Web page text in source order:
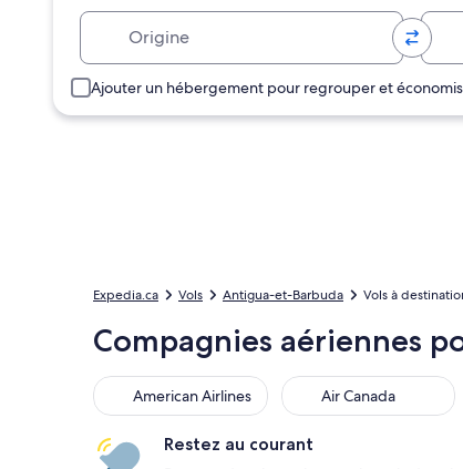
Ajouter un hébergement pour regrouper et
Expedia.ca Vols Antigua-et-Barbuda Vols à
Compagnies aériennes
American Airlines
American Airlines Air Canada
Air Canada
Restez au courant